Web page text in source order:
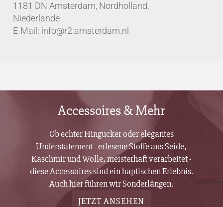
1181 DN Amsterdam, Nordholland,
Niederlande
E-Mail: info@r2.amsterdam.nl
Accessoires & Mehr
Ob echter Hingucker oder elegantes
Understatement - erlesene Stoffe aus Seide,
Kaschmir und Wolle, meisterhaft verarbeitet -
diese Accessoires sind ein haptischen Erlebnis.
Auch hier führen wir Sonderlängen.
JETZT ANSEHEN